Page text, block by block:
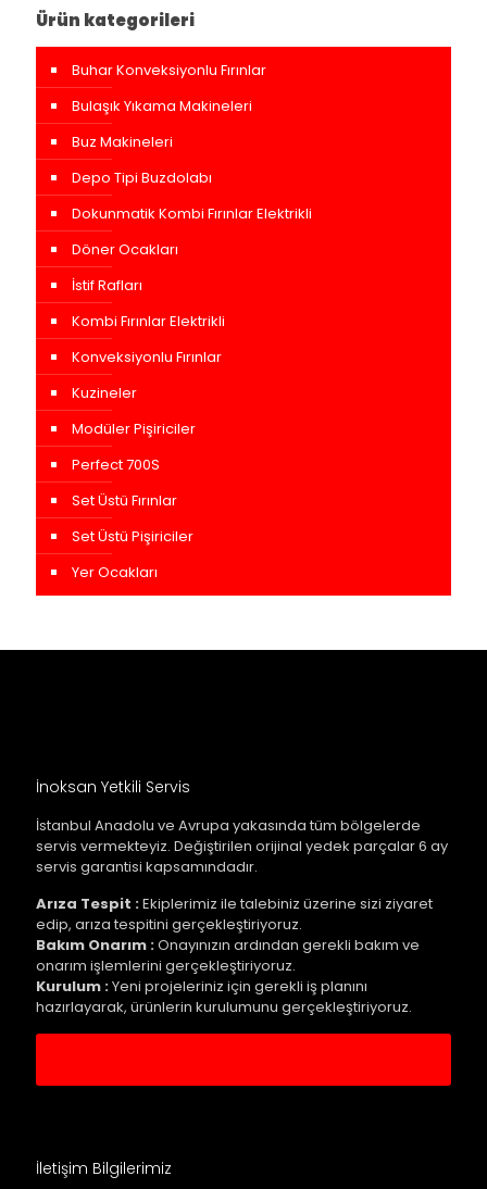
Ürün kategorileri
Buhar Konveksiyonlu Fırınlar
Bulaşık Yıkama Makineleri
Buz Makineleri
Depo Tipi Buzdolabı
Dokunmatik Kombi Fırınlar Elektrikli
Döner Ocakları
İstif Rafları
Kombi Fırınlar Elektrikli
Konveksiyonlu Fırınlar
Kuzineler
Modüler Pişiriciler
Perfect 700S
Set Üstü Fırınlar
Set Üstü Pişiriciler
Yer Ocakları
İnoksan Yetkili Servis
İstanbul Anadolu ve Avrupa yakasında tüm bölgelerde
servis vermekteyiz. Değiştirilen orijinal yedek parçalar 6 ay
servis garantisi kapsamındadır.
Arıza Tespit :Ekiplerimiz ile talebiniz üzerine sizi ziyaret
edip, arıza tespitini gerçekleştiriyoruz.
Bakım Onarım :Onayınızın ardından gerekli bakım ve
onarım işlemlerini gerçekleştiriyoruz.
Kurulum :Yeni projeleriniz için gerekli iş planını
hazırlayarak, ürünlerin kurulumunu gerçekleştiriyoruz.
İletişim Bilgilerimiz